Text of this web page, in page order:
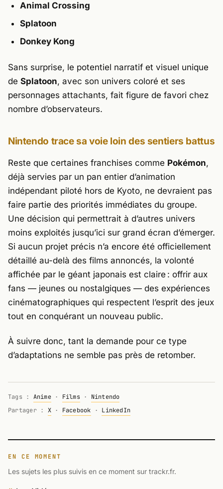
Animal Crossing
Splatoon
Donkey Kong
Sans surprise, le potentiel narratif et visuel unique
de Splatoon, avec son univers coloré et ses
personnages attachants, fait figure de favori chez
nombre d’observateurs.
Nintendo trace sa voie loin des sentiers battus
Reste que certaines franchises comme Pokémon,
déjà servies par un pan entier d’animation
indépendant piloté hors de Kyoto, ne devraient pas
faire partie des priorités immédiates du groupe.
Une décision qui permettrait à d’autres univers
moins exploités jusqu’ici sur grand écran d’émerger.
Si aucun projet précis n’a encore été officiellement
détaillé au-delà des films annoncés, la volonté
affichée par le géant japonais est claire : offrir aux
fans — jeunes ou nostalgiques — des expériences
cinématographiques qui respectent l’esprit des jeux
tout en conquérant un nouveau public.
À suivre donc, tant la demande pour ce type
d’adaptations ne semble pas près de retomber.
Tags : Anime· Films· Nintendo
Partager : X· Facebook · LinkedIn
EN CE MOMENT
Les sujets les plus suivis en ce moment sur trackr.fr.